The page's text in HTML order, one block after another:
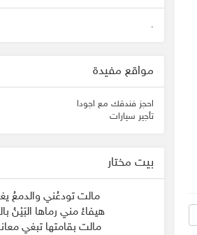
.
مواقع مفيدة
احجز فندقك مع اجودا
تأجير سيارات
بيت مختار
مالت تودعُني والدمعُ
هيفاءُ مني رماها البَيْنُ
مالت بقامتها تبغي